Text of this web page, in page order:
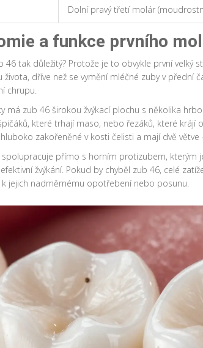
Dolní pravý třetí molár
a funkce prvního
46 tak důležitý? Protože je to obvykle první velký
života, dříve než se vymění mléčné zuby v přední
chrupu.
má zub 46 širokou žvýkací plochu s několika
které trhají maso, nebo řezáků, které
zakořeněné v kosti čelisti a mají dvě větve
přímo s horním protizubem, kterým
žvýkání. Pokud by chyběl zub 46, celé
k jejich nadměrnému opotřebení nebo posunu.